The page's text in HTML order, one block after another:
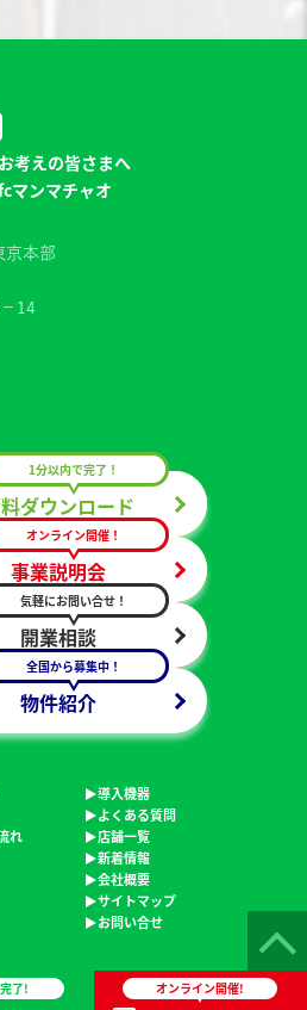
考えの皆さまへ
マンマチャオ
京本部
ダウンロード
1分以内で完了！
事業説明会
オンライン開催！
開業相談
気軽にお問い合せ！
物件紹介
全国から募集中！
れ
導入機器
よくある質問
店舗一覧
新着情報
会社概要
サイトマップ
お問い合せ
・管理システムのmammaciaoAll
reserved.
了! オンライン開催!